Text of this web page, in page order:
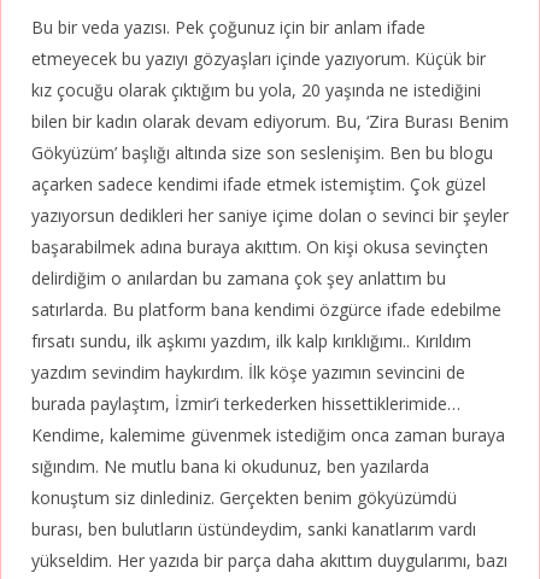
Bu bir veda yazısı. Pek çoğunuz için bir anlam ifade
etmeyecek bu yazıyı gözyaşları içinde yazıyorum. Küçük bir
kız çocuğu olarak çıktığım bu yola, 20 yaşında ne istediğini
bilen bir kadın olarak devam ediyorum. Bu, ‘Zira Burası Benim
Gökyüzüm’ başlığı altında size son seslenişim. Ben bu blogu
açarken sadece kendimi ifade etmek istemiştim. Çok güzel
yazıyorsun dedikleri her saniye içime dolan o sevinci bir şeyler
başarabilmek adına buraya akıttım. On kişi okusa sevinçten
delirdiğim o anılardan bu zamana çok şey anlattım bu
satırlarda. Bu platform bana kendimi özgürce ifade edebilme
fırsatı sundu, ilk aşkımı yazdım, ilk kalp kırıklığımı.. Kırıldım
yazdım sevindim haykırdım. İlk köşe yazımın sevincini de
burada paylaştım, İzmir’i terkederken hissettiklerimide…
Kendime, kalemime güvenmek istediğim onca zaman buraya
sığındım. Ne mutlu bana ki okudunuz, ben yazılarda
konuştum siz dinlediniz. Gerçekten benim gökyüzümdü
burası, ben bulutların üstündeydim, sanki kanatlarım vardı
yükseldim. Her yazıda bir parça daha akıttım duygularımı, bazı